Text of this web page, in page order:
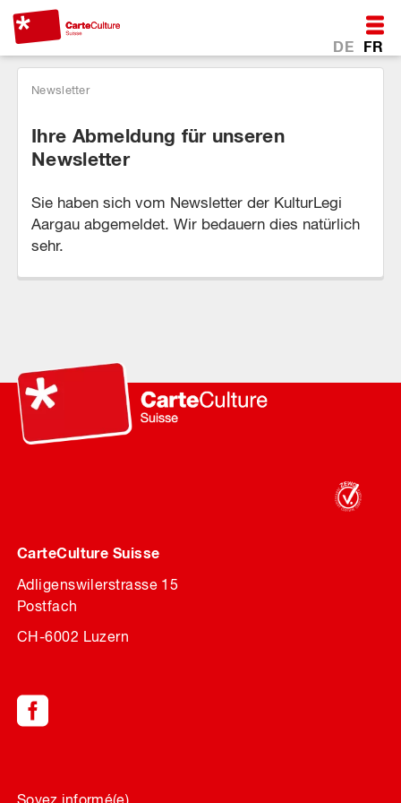
DE FR
Newsletter
Ihre Abmeldung für unseren
Newsletter
Sie haben sich vom Newsletter der KulturLegi
Aargau abgemeldet. Wir bedauern dies natürlich
sehr.
CarteCulture Suisse
Adligenswilerstrasse 15
Postfach
CH-6002 Luzern
Soyez informé(e)